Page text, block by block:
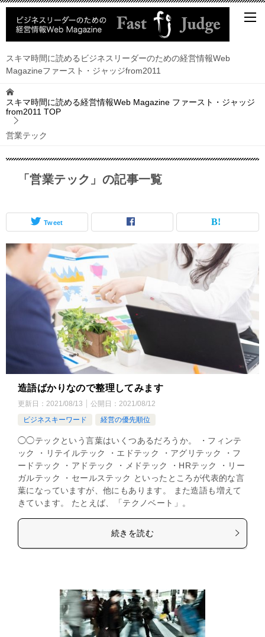
スキマ時間に読めるビジネスリーダーのための経営情報Web
Magazineファースト・ジャッジfrom2011
スキマ時間に読める経営情報Web Magazine ファースト・ジャッジ
from2011 TOP
営業テック
「営業テック」の記事一覧
Tweet
造語ばかりなので整理してみます
更新日： 2021/08/13 公開日： 2021/08/12
ビジネスキーワード
経営の優先順位
◯◯テックという言葉はいくつあるだろうか。 ・フィンテ
ック ・リテイルテック ・エドテック ・アグリテック ・フ
ードテック ・アドテック ・メドテック ・HRテック ・リー
ガルテック ・セールステック といったところが代表的な言
葉になっていますが、他にもあります。 また造語も増えて
きています。 たとえば、「テクノベート」。
続きを読む